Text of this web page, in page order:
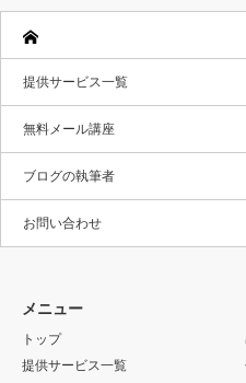
お問い合わせ
メニュー
提供サービス一覧
無料メール講座
特定商取引法に基づく表記
お問い合わせ